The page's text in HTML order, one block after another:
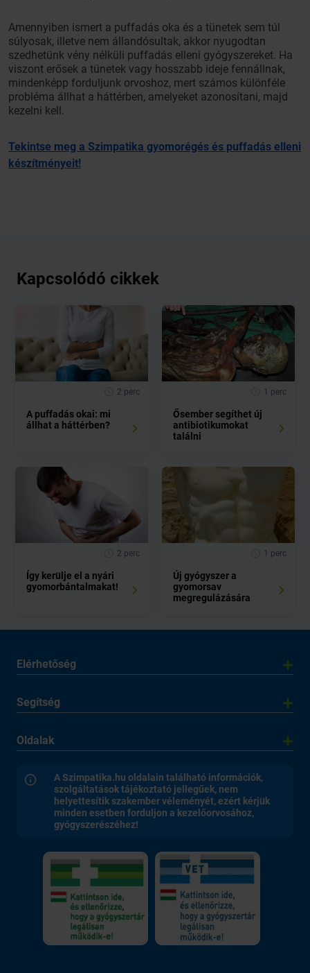
Amennyiben ismert a puffadás oka és a tünetek sem túl
súlyosak, illetve nem állandósultak, akkor nyugodtan
szedhetünk vény nélküli puffadás elleni gyógyszereket. Ha
viszont erősek a tünetek vagy hosszabb ideje fennállnak,
mindenképp forduljunk orvoshoz, mert számos különféle
probléma állhat a háttérben, amelyeket azonosítani, majd
kezelni kell.
Tekintse meg a Szimpatika gyomorégés és puffadás elleni
készítményeit!
Kapcsolódó cikkek
2 perc
A puffadás okai: mi
állhat a háttérben?
1 perc
Ősember segíthet új
antibiotikumokat
találni
2 perc
Így kerülje el a nyári
gyomorbántalmakat!
1 perc
Új gyógyszer a
gyomorsav
megregulázására
Elérhetőség
Segítség
Oldalak
A Szimpatika.hu oldalain található információk,
szolgáltatások tájékoztató jellegűek, nem
helyettesítik szakember véleményét, ezért kérjük
minden esetben forduljon a kezelőorvosához,
gyógyszerészéhez!